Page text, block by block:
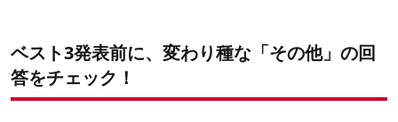
ベスト3発表前に、変わり種な「その他」の回
答をチェック！